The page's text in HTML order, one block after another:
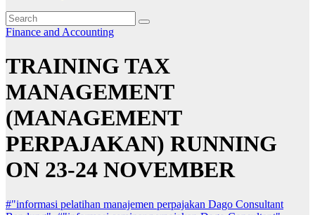
Finance and Accounting
TRAINING TAX
MANAGEMENT
(MANAGEMENT
PERPAJAKAN) RUNNING
ON 23-24 NOVEMBER
#"informasi pelatihan manajemen perpajakan Dago Consultant